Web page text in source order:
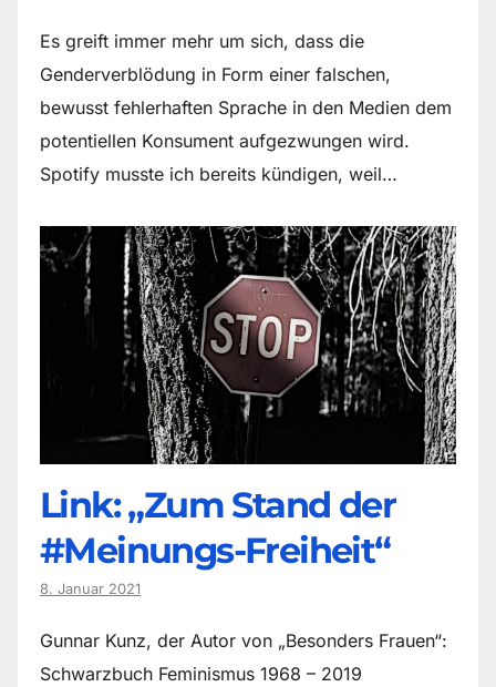
Es greift immer mehr um sich, dass die
Genderverblödung in Form einer falschen,
bewusst fehlerhaften Sprache in den Medien dem
potentiellen Konsument aufgezwungen wird.
Spotify musste ich bereits kündigen, weil…
Link: „Zum Stand der
#Meinungs-Freiheit“
8. Januar 2021
Gunnar Kunz, der Autor von „Besonders Frauen“:
Schwarzbuch Feminismus 1968 – 2019